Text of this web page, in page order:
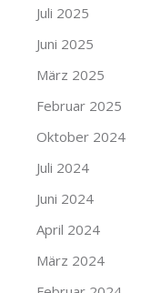
Juli 2025
Juni 2025
März 2025
Februar 2025
Oktober 2024
Juli 2024
Juni 2024
April 2024
März 2024